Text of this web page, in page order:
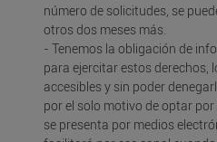
número de solicitudes, se
otros dos meses más.
- Tenemos la obligación de
para ejercitar estos derechos,
accesibles y sin poder
por el solo motivo de optar
se presenta por medios